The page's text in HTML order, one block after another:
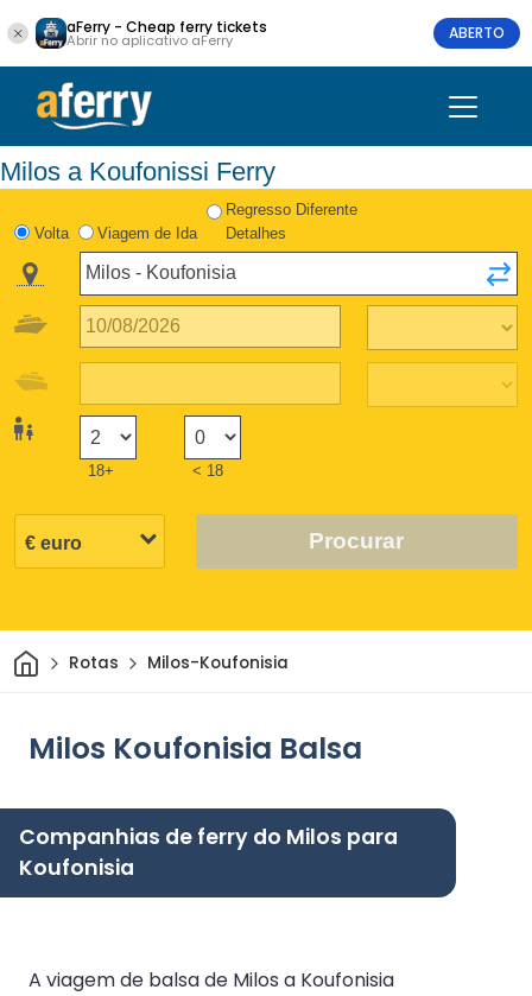
aFerry - Cheap ferry tickets
Abrir no aplicativo aFerry ABERTO
Milos a Koufonissi Ferry
Volta Viagem de Ida
Regresso Diferente
Detalhes
18+ < 18
Procurar
CasaRotas Milos-Koufonisia
Milos Koufonisia Balsa
Companhias de ferry do Milos para
Koufonisia
A viagem de balsa de Milos a Koufonisia